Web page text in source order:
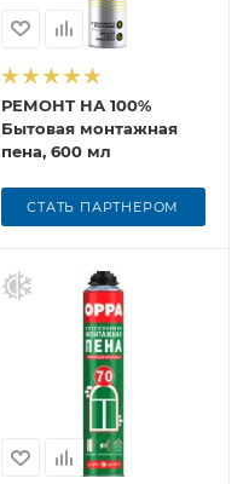
РЕМОНТ НА 100%
Бытовая монтажная
пена, 600 мл
СТАТЬ ПАРТНЕРОМ